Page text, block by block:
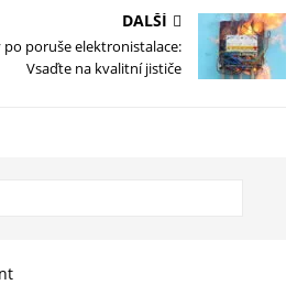
DALŠÍ
poruše elektronistalace:
Vsaďte na kvalitní jističe